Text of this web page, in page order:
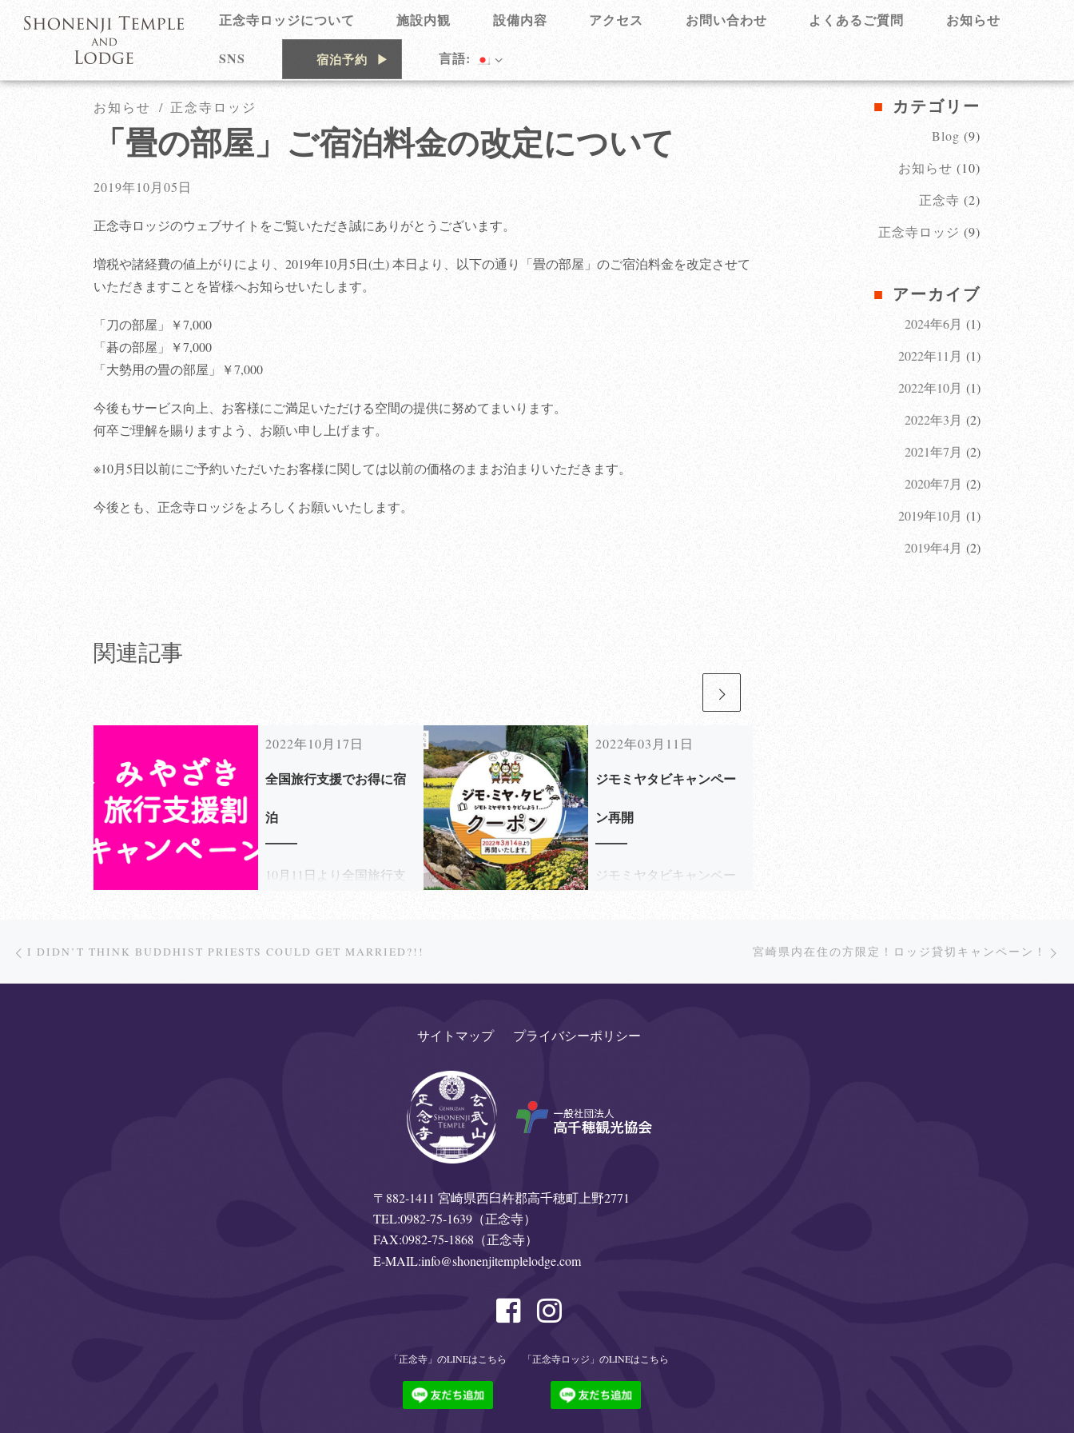
正念寺ロッジについて 施設内観 設備内容 アクセス お問い合わせ よくあるご質問 お知らせ
SNS 宿泊予約 言語:
お知らせ 正念寺ロッジ
「畳の部屋」ご宿泊料金の改定について
2019年10月05日
正念寺ロッジのウェブサイトをご覧いただき誠にありがとうございます。
増税や諸経費の値上がりにより、2019年10月5日(土) 本日より、以下の通り「畳の部屋」のご宿泊料金を改定させて
いただきますことを皆様へお知らせいたします。
「刀の部屋」￥7,000
「碁の部屋」￥7,000
「大勢用の畳の部屋」￥7,000
今後もサービス向上、お客様にご満足いただける空間の提供に努めてまいります。
何卒ご理解を賜りますよう、お願い申し上げます。
※10月5日以前にご予約いただいたお客様に関しては以前の価格のままお泊まりいただきます。
今後とも、正念寺ロッジをよろしくお願いいたします。
2022年10月17日
全国旅行支援でお得に宿
泊
10月11日より全国旅行支
2022年03月11日
ジモミヤタビキャンペー
ン再開
ジモミヤタビキャンペー
[…]
カテゴリー
Blog (9)
お知らせ (10)
正念寺 (2)
正念寺ロッジ (9)
アーカイブ
2024年6月 (1)
2022年11月 (1)
2022年10月 (1)
2022年3月 (2)
2021年7月 (2)
2020年7月 (2)
2019年10月 (1)
2019年4月 (2)
Post navigation
I DIDN’T THINK BUDDHIST PRIESTS COULD GET MARRIED?!! 宮崎県内在住の方限定！ロッジ貸切キャンペーン！
サイトマップ プライバシーポリシー
〒882-1411 宮崎県西臼杵郡高千穂町上野2771
TEL:0982-75-1639（正念寺）
FAX:0982-75-1868（正念寺）
E-MAIL:info@shonenjitemplelodge.com
「正念寺」のLINEはこちら 「正念寺ロッジ」のLINEはこちら